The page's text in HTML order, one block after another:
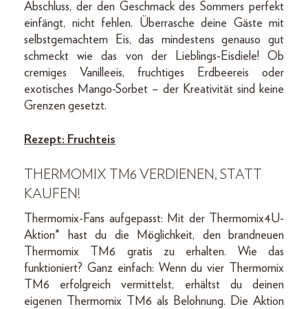
Abschluss, der den Geschmack des Sommers perfekt
einfängt, nicht fehlen. Überrasche deine Gäste mit
selbstgemachtem Eis, das mindestens genauso gut
schmeckt wie das von der Lieblings-Eisdiele! Ob
cremiges Vanilleeis, fruchtiges Erdbeereis oder
exotisches Mango-Sorbet – der Kreativität sind keine
Grenzen gesetzt.
Rezept: Fruchteis
THERMOMIX TM6 VERDIENEN, STATT
KAUFEN!
Thermomix-Fans aufgepasst: Mit der Thermomix4U-
Aktion* hast du die Möglichkeit, den brandneuen
Thermomix TM6 gratis zu erhalten. Wie das
funktioniert? Ganz einfach: Wenn du vier Thermomix
TM6 erfolgreich vermittelst, erhältst du deinen
eigenen Thermomix TM6 als Belohnung. Die Aktion